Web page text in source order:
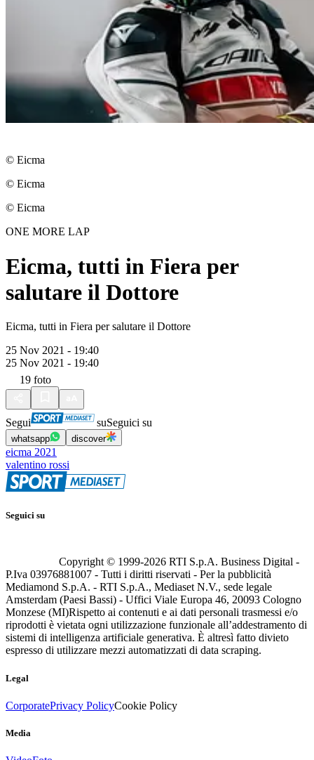
© Eicma
© Eicma
© Eicma
ONE MORE LAP
Eicma, tutti in Fiera per
salutare il Dottore
Eicma, tutti in Fiera per salutare il Dottore
25 Nov 2021 - 19:40
25 Nov 2021 - 19:40
19 foto
Segui suSeguici su
whatsapp discover
eicma 2021
valentino rossi
Seguici su
Copyright © 1999-2026 RTI S.p.A. Business Digital -
P.Iva 03976881007 - Tutti i diritti riservati - Per la pubblicità
Mediamond S.p.A. - RTI S.p.A., Mediaset N.V., sede legale
Amsterdam (Paesi Bassi) - Uffici Viale Europa 46, 20093 Cologno
Monzese (MI)Rispetto ai contenuti e ai dati personali trasmessi e/o
riprodotti è vietata ogni utilizzazione funzionale all’addestramento di
sistemi di intelligenza artificiale generativa. È altresì fatto divieto
espresso di utilizzare mezzi automatizzati di data scraping.
Legal
CorporatePrivacy PolicyCookie Policy
Media